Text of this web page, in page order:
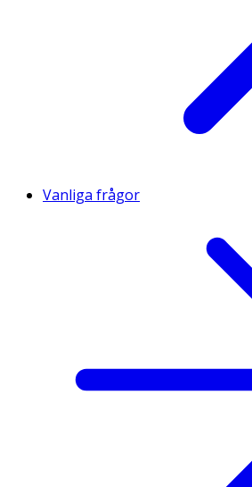
Vanliga frågor